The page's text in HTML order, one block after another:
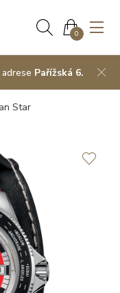
0
Pařížská 6.
Star